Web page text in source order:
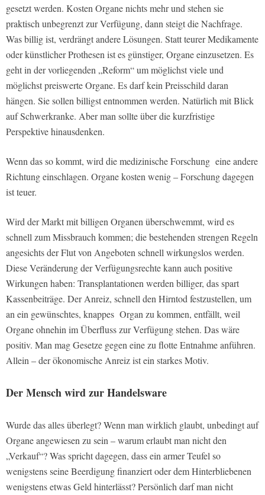
gesetzt werden. Kosten Organe nichts mehr und stehen sie
praktisch unbegrenzt zur Verfügung, dann steigt die Nachfrage.
Was billig ist, verdrängt andere Lösungen. Statt teurer Medikamente
oder künstlicher Prothesen ist es günstiger, Organe einzusetzen. Es
geht in der vorliegenden „Reform“ um möglichst viele und
möglichst preiswerte Organe. Es darf kein Preisschild daran
hängen. Sie sollen billigst entnommen werden. Natürlich mit Blick
auf Schwerkranke. Aber man sollte über die kurzfristige
Perspektive hinausdenken.
Wenn das so kommt, wird die medizinische Forschung eine andere
Richtung einschlagen. Organe kosten wenig – Forschung dagegen
ist teuer.
Wird der Markt mit billigen Organen überschwemmt, wird es
schnell zum Missbrauch kommen; die bestehenden strengen Regeln
angesichts der Flut von Angeboten schnell wirkungslos werden.
Diese Veränderung der Verfügungsrechte kann auch positive
Wirkungen haben: Transplantationen werden billiger, das spart
Kassenbeiträge. Der Anreiz, schnell den Hirntod festzustellen, um
an ein gewünschtes, knappes Organ zu kommen, entfällt, weil
Organe ohnehin im Überfluss zur Verfügung stehen. Das wäre
positiv. Man mag Gesetze gegen eine zu flotte Entnahme anführen.
Allein – der ökonomische Anreiz ist ein starkes Motiv.
Der Mensch wird zur Handelsware
Wurde das alles überlegt? Wenn man wirklich glaubt, unbedingt auf
Organe angewiesen zu sein – warum erlaubt man nicht den
„Verkauf“? Was spricht dagegen, dass ein armer Teufel so
wenigstens seine Beerdigung finanziert oder dem Hinterbliebenen
wenigstens etwas Geld hinterlässt? Persönlich darf man nicht